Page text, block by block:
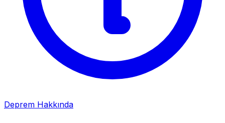
Deprem Hakkında